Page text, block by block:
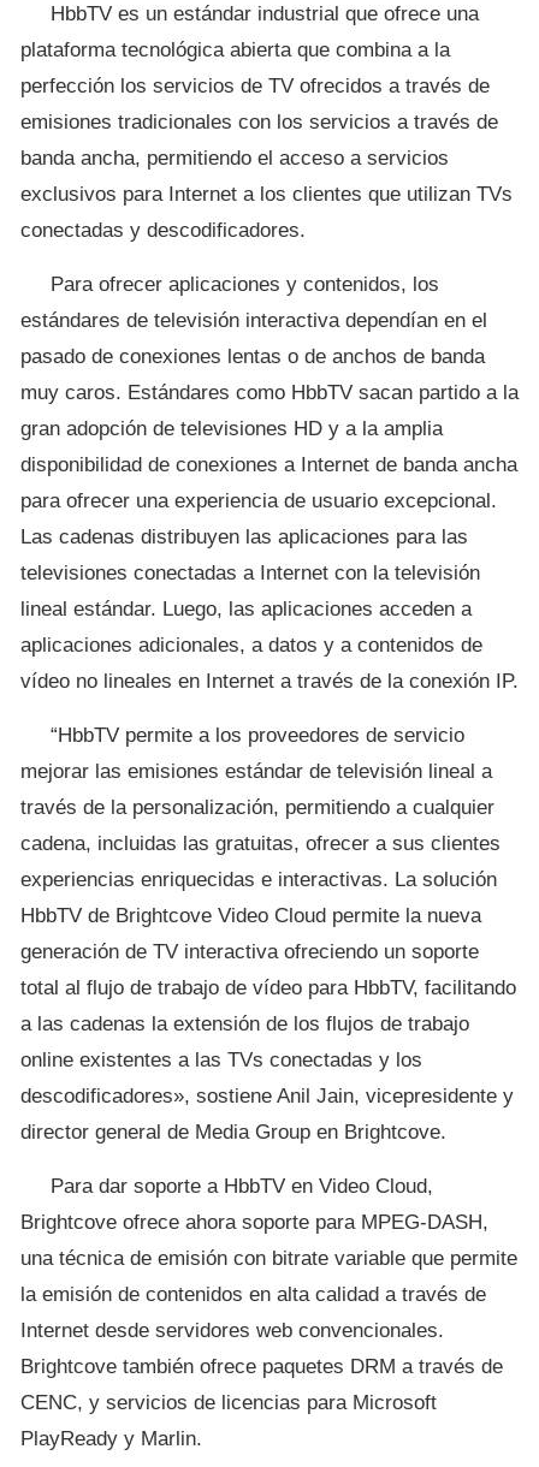
HbbTV es un estándar industrial que ofrece una
plataforma tecnológica abierta que combina a la
perfección los servicios de TV ofrecidos a través de
emisiones tradicionales con los servicios a través de
banda ancha, permitiendo el acceso a servicios
exclusivos para Internet a los clientes que utilizan TVs
conectadas y descodificadores.
Para ofrecer aplicaciones y contenidos, los
estándares de televisión interactiva dependían en el
pasado de conexiones lentas o de anchos de banda
muy caros. Estándares como HbbTV sacan partido a la
gran adopción de televisiones HD y a la amplia
disponibilidad de conexiones a Internet de banda ancha
para ofrecer una experiencia de usuario excepcional.
Las cadenas distribuyen las aplicaciones para las
televisiones conectadas a Internet con la televisión
lineal estándar. Luego, las aplicaciones acceden a
aplicaciones adicionales, a datos y a contenidos de
vídeo no lineales en Internet a través de la conexión IP.
“HbbTV permite a los proveedores de servicio
mejorar las emisiones estándar de televisión lineal a
través de la personalización, permitiendo a cualquier
cadena, incluidas las gratuitas, ofrecer a sus clientes
experiencias enriquecidas e interactivas. La solución
HbbTV de Brightcove Video Cloud permite la nueva
generación de TV interactiva ofreciendo un soporte
total al flujo de trabajo de vídeo para HbbTV, facilitando
a las cadenas la extensión de los flujos de trabajo
online existentes a las TVs conectadas y los
descodificadores», sostiene Anil Jain, vicepresidente y
director general de Media Group en Brightcove.
Para dar soporte a HbbTV en Video Cloud,
Brightcove ofrece ahora soporte para MPEG-DASH,
una técnica de emisión con bitrate variable que permite
la emisión de contenidos en alta calidad a través de
Internet desde servidores web convencionales.
Brightcove también ofrece paquetes DRM a través de
CENC, y servicios de licencias para Microsoft
PlayReady y Marlin.